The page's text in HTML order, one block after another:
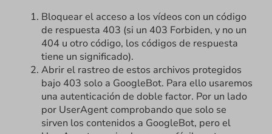
Bloquear el acceso a los vídeos con un código
de respuesta 403 (si un 403 Forbiden, y no un
404 u otro código, los códigos de respuesta
tiene un significado).
Abrir el rastreo de estos archivos protegidos
bajo 403 solo a GoogleBot. Para ello usaremos
una autenticación de doble factor. Por un lado
por UserAgent comprobando que solo se
sirven los contenidos a GoogleBot, pero el